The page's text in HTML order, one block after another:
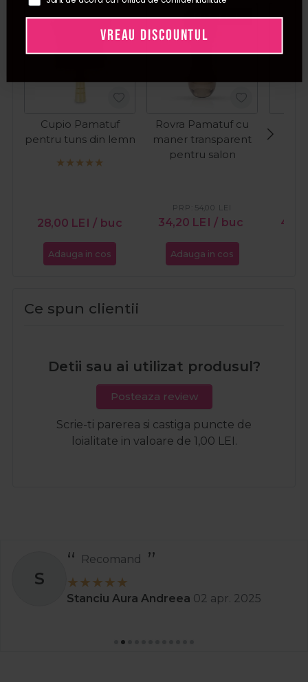
Cupio Pamatuf
pentru tuns din lemn
28,00 LEI / buc
Adauga in cos
Pret special
Rovra Pamatuf cu
maner transparent
pentru salon
34,20 LEI / buc
PRP: 54,00 LEI
Adauga in cos
Ce spun clientii
Detii sau ai utilizat produsul?
Posteaza review
Scrie-ti parerea si castiga puncte de
loialitate in valoare de 1,00 LEI.
S
Recomand
Stanciu Aura Andreea 02 apr. 2025
VREAU DISCOUNTUL